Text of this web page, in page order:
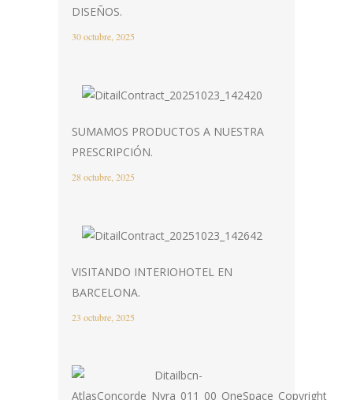
DISEÑOS.
30 octubre, 2025
SUMAMOS PRODUCTOS A NUESTRA
PRESCRIPCIÓN.
28 octubre, 2025
VISITANDO INTERIOHOTEL EN
BARCELONA.
23 octubre, 2025